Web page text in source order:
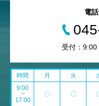
電
受付：9:00
時間 月 火
9:00
~
17:00
〇 〇